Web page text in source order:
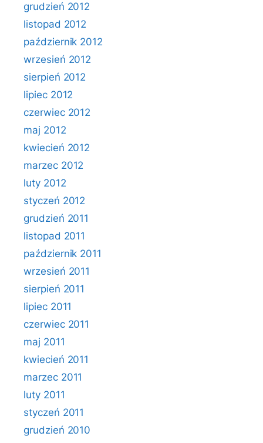
grudzień 2012
listopad 2012
październik 2012
wrzesień 2012
sierpień 2012
lipiec 2012
czerwiec 2012
maj 2012
kwiecień 2012
marzec 2012
luty 2012
styczeń 2012
grudzień 2011
listopad 2011
październik 2011
wrzesień 2011
sierpień 2011
lipiec 2011
czerwiec 2011
maj 2011
kwiecień 2011
marzec 2011
luty 2011
styczeń 2011
grudzień 2010